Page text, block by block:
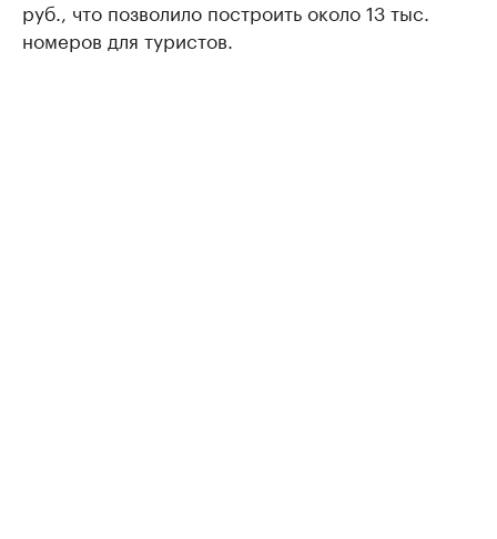
руб., что позволило построить около 13 тыс.
номеров для туристов.